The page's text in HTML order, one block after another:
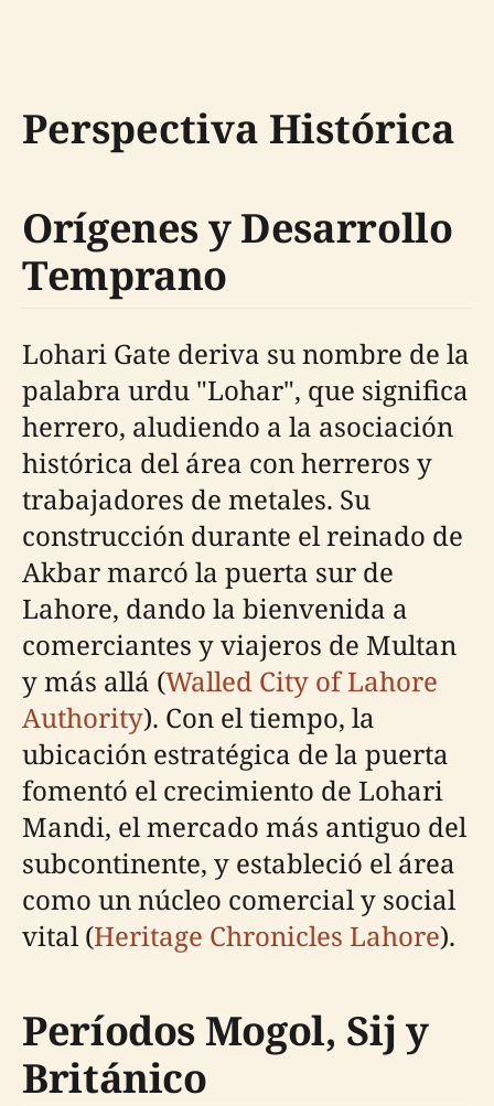
Perspectiva Histórica
Orígenes y Desarrollo
Temprano
Lohari Gate deriva su nombre de la
palabra urdu "Lohar", que significa
herrero, aludiendo a la asociación
histórica del área con herreros y
trabajadores de metales. Su
construcción durante el reinado de
Akbar marcó la puerta sur de
Lahore, dando la bienvenida a
comerciantes y viajeros de Multan
y más allá (Walled City of Lahore
Authority). Con el tiempo, la
ubicación estratégica de la puerta
fomentó el crecimiento de Lohari
Mandi, el mercado más antiguo del
subcontinente, y estableció el área
como un núcleo comercial y social
vital (Heritage Chronicles Lahore).
Períodos Mogol, Sij y
Británico